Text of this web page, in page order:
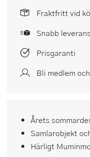
Fraktfritt vid
Snabb leverans
Prisgaranti
Bli medlem
Årets
Samlarobjekt
Härligt